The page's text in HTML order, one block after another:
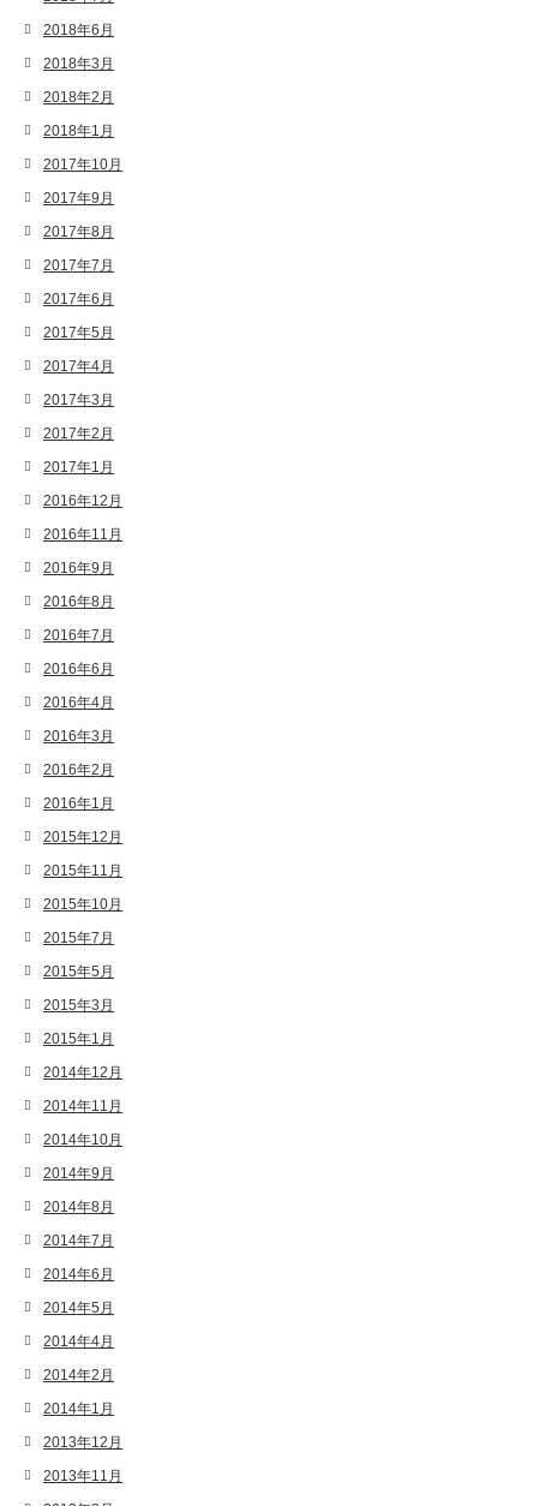
2018年6月
2018年3月
2018年2月
2018年1月
2017年10月
2017年9月
2017年8月
2017年7月
2017年6月
2017年5月
2017年4月
2017年3月
2017年2月
2017年1月
2016年12月
2016年11月
2016年9月
2016年8月
2016年7月
2016年6月
2016年4月
2016年3月
2016年2月
2016年1月
2015年12月
2015年11月
2015年10月
2015年7月
2015年5月
2015年3月
2015年1月
2014年12月
2014年11月
2014年10月
2014年9月
2014年8月
2014年7月
2014年6月
2014年5月
2014年4月
2014年2月
2014年1月
2013年12月
2013年11月